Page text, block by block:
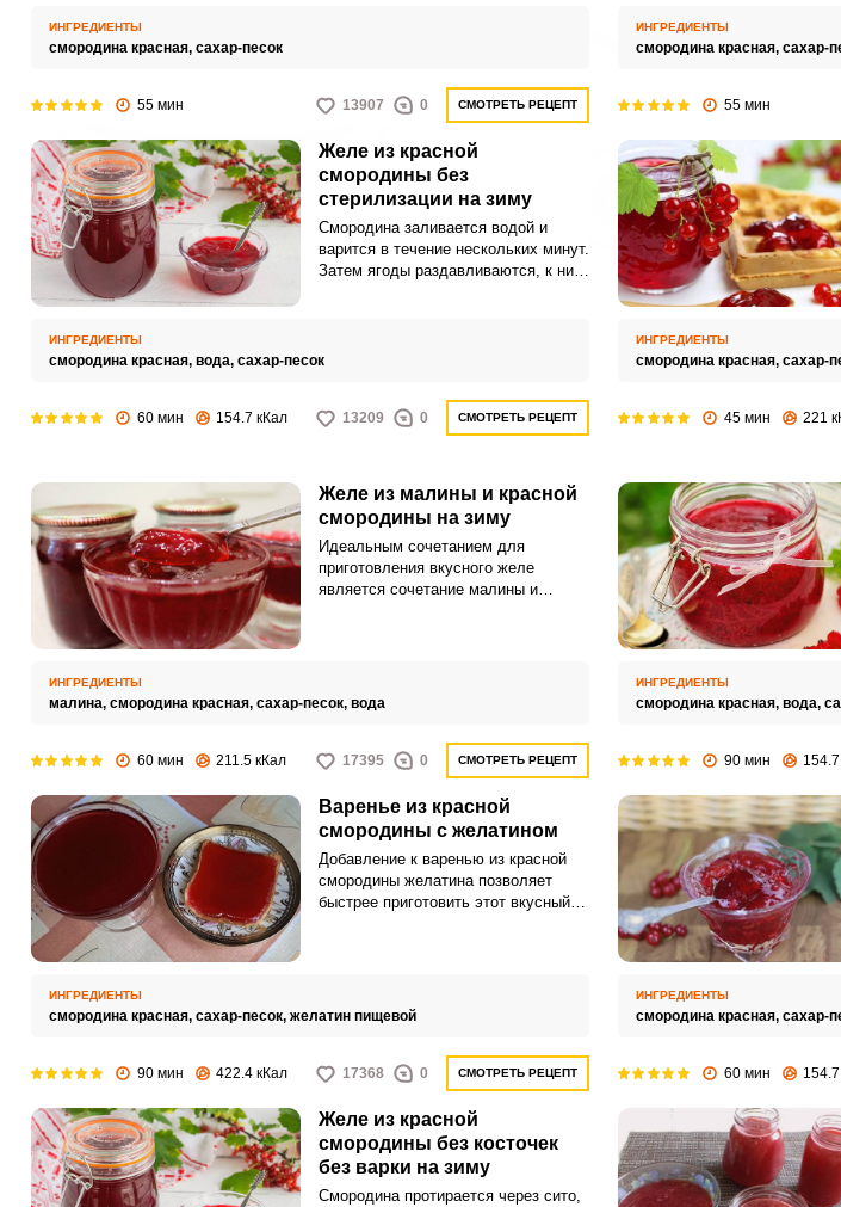
блюда. Желе из красной смородины
на зиму - простой рецептЖеле из
красной смородины, приготовленное
по этому рецепту, получается очень
густым, ярким и вкусным.
ИНГРЕДИЕНТЫ
смородина красная, сахар-песок
55 мин 13907 0 СМОТРЕТЬ РЕЦЕПТ
ИНГРЕДИЕНТЫ
смородина красная, сахар-
55 мин
Желе из красной
смородины без
стерилизации на зиму
Смородина заливается водой и
варится в течение нескольких минут.
Затем ягоды раздавливаются, к ним
ИНГРЕДИЕНТЫ
смородина красная, вода, сахар-песок
60 мин 154.7 кКал 13209 0 СМОТРЕТЬ РЕЦЕПТ
ИНГРЕДИЕНТЫ
смородина красная, сахар-
45 мин 221
Желе из малины и красной
смородины на зиму
Идеальным сочетанием для
приготовления вкусного желе
является сочетание малины и
ИНГРЕДИЕНТЫ
малина, смородина красная, сахар-песок, вода
60 мин 211.5 кКал 17395 0 СМОТРЕТЬ РЕЦЕПТ
ИНГРЕДИЕНТЫ
смородина красная, вода,
90 мин
Варенье из красной
смородины с желатином
Добавление к варенью из красной
смородины желатина позволяет
быстрее приготовить этот вкусный
лимонка как натуральный
ИНГРЕДИЕНТЫ
смородина красная, сахар-песок, желатин пищевой
90 мин 422.4 кКал 17368 0 СМОТРЕТЬ РЕЦЕПТ
ИНГРЕДИЕНТЫ
смородина красная, сахар-
60 мин
Желе из красной
смородины без косточек
без варки на зиму
Смородина протирается через сито,